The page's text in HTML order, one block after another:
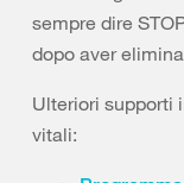
sempre dire
dopo aver
Ulteriori supporti
vitali: